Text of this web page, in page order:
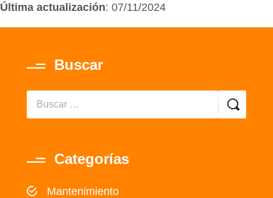
Última actualización: 07/11/2024
Buscar
Categorías
Mantenimiento